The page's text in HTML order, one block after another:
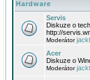
Hardware
Servis
Diskuze o
http://
Moderátor
Acer
Diskuze o
Moderátor